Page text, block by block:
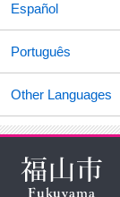
Español
Português
Other Languages